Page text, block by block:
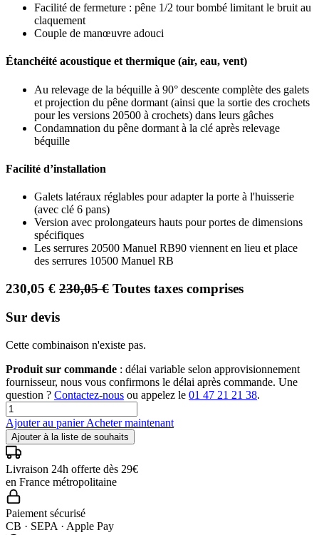
Facilité de fermeture : pêne 1/2 tour bombé limitant le bruit au
claquement
Couple de manœuvre adouci
Étanchéité acoustique et thermique (air, eau, vent)
Au relevage de la béquille à 90° descente complète des galets
et projection du pêne dormant (ainsi que la sortie des crochets
pour les versions 20500 à crochets) dans leurs gâches
Condamnation du pêne dormant à la clé après relevage
béquille
Facilité d’installation
Galets latéraux réglables pour adapter la porte à l'huisserie
(avec clé 6 pans)
Version avec prolongateurs hauts pour portes de dimensions
spécifiques
Les serrures 20500 Manuel RB90 viennent en lieu et place
des serrures 10500 Manuel RB
230,05 € 230,05€ Toutes taxes comprises
Sur devis
Cette combinaison n'existe pas.
Produit sur commande : délai variable selon approvisionnement
fournisseur, nous vous confirmons le délai après commande. Une
question ? Contactez-nous ou appelez le 01 47 21 21 38.
Ajouter au panierAcheter maintenant
Ajouter à la liste de souhaits
Livraison 24h offerte dès 29€
en France métropolitaine
Paiement sécurisé
CB · SEPA · Apple Pay